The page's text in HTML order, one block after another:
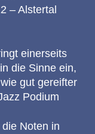
– Alstertal
einerseits
die Sinne ein,
gut gereifter
Podium
Noten in